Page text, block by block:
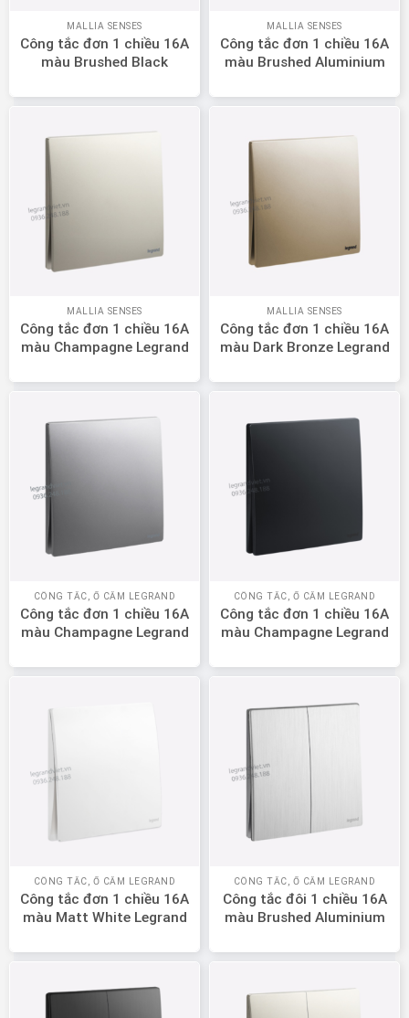
MALLIA SENSES
Công tắc đơn 1 chiều 16A
màu Brushed Black
281000BB
MALLIA SENSES
Công tắc đơn 1 chiều 16A
màu Brushed Aluminium
281000BA
MALLIA SENSES
Công tắc đơn 1 chiều 16A
màu Champagne Legrand
MALLIA SENSES
Công tắc đơn 1 chiều 16A
màu Dark Bronze Legrand
CÔNG TẮC, Ổ CẮM LEGRAND
Công tắc đơn 1 chiều 16A
màu Champagne Legrand
CÔNG TẮC, Ổ CẮM LEGRAND
Công tắc đơn 1 chiều 16A
màu Champagne Legrand
CÔNG TẮC, Ổ CẮM LEGRAND
Công tắc đơn 1 chiều 16A
màu Matt White Legrand
CÔNG TẮC, Ổ CẮM LEGRAND
Công tắc đôi 1 chiều 16A
màu Brushed Aluminium
281002BA